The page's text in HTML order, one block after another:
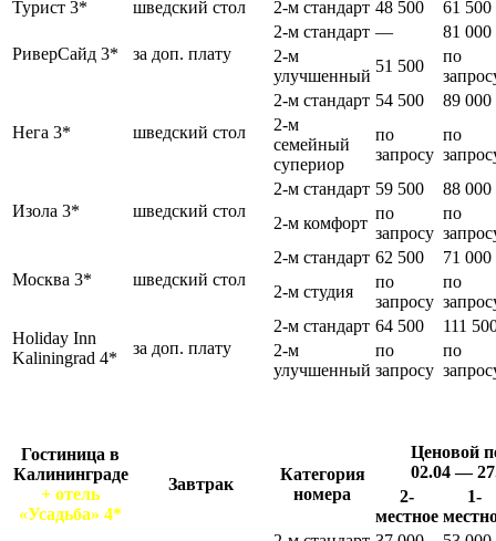
Турист 3*
шведский стол 2-м стандарт 48 500 61 500
РиверСайд 3* за доп. плату
2-м стандарт —
81 000
2-м
улучшенный
51 500
по
Нега 3* шведский стол
2-м стандарт 54 500
89 000
2-м
семейный
супериор
по
запросу
по
Изола 3* шведский стол
2-м стандарт 59 500
88 000
2-м комфорт
по
запросу
по
Москва 3* шведский стол
2-м стандарт 62 500
71 000
2-м студия
по
запросу
по
Holiday Inn
Kaliningrad 4*
за доп. плату
2-м стандарт 64 500
111
2-м
улучшенный
по
запросу
по
Гостиница в
Калининграде
+ отель
«Усадьба» 4*
Завтрак
Категория
номера
Ценовой
02.04 —
2-
местное
1-